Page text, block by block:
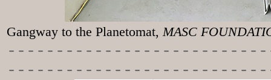
Gangway to the Planetomat, MASC
-----------